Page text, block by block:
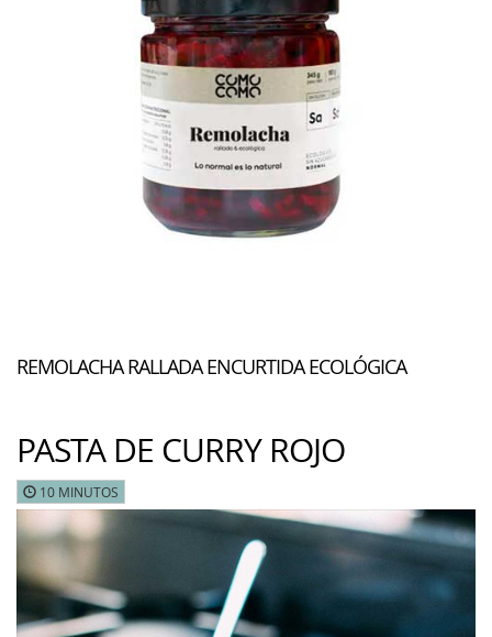
REMOLACHA RALLADA ENCURTIDA ECOLÓGICA
PASTA DE CURRY ROJO
10 MINUTOS